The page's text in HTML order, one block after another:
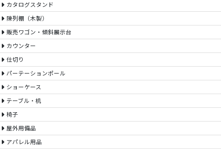
カタログスタンド
陳列棚（木製）
販売ワゴン・傾斜展示台
カウンター
仕切り
パーテーションポール
ショーケース
テーブル・机
椅子
屋外用備品
アパレル用品